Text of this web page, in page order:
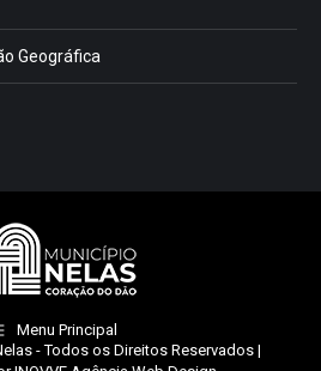
Geográfica
Menu Principal
- Todos os Direitos Reservados |